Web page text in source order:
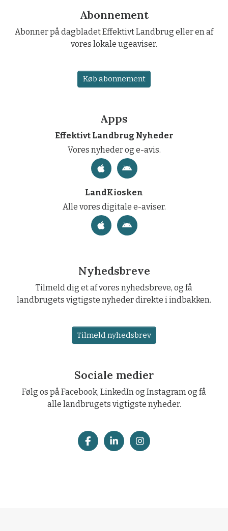
Abonnement
Abonner på dagbladet Effektivt Landbrug eller en af
vores lokale ugeaviser.
Køb abonnement
Apps
Effektivt Landbrug Nyheder
Vores nyheder og e-avis.
LandKiosken
Alle vores digitale e-aviser.
Nyhedsbreve
Tilmeld dig et af vores nyhedsbreve, og få
landbrugets vigtigste nyheder direkte i indbakken.
Tilmeld nyhedsbrev
Sociale medier
Følg os på Facebook, LinkedIn og Instagram og få
alle landbrugets vigtigste nyheder.